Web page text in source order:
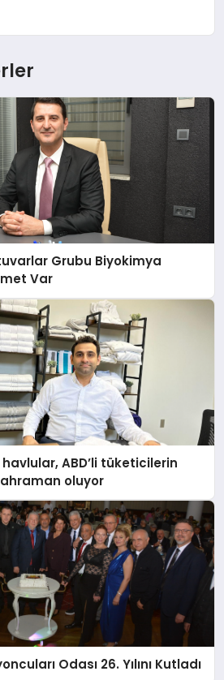
Grubu Biyokimya
Var
ABD’li tüketicilerin
oluyor
Odası 26. Yılını Kutladı